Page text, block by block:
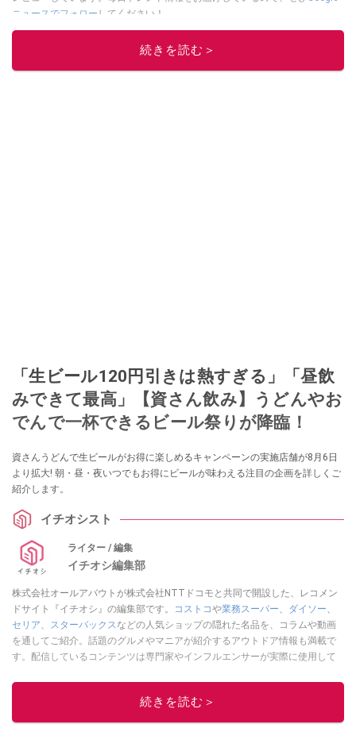
ニュースでフォロー してください！
続きを読む＞
「生ビール120円引きは熱すぎる」「昼飲
みできて最高」【資さん飲み】うどんやお
でんで一杯できるビール祭りが降臨！
資さんうどんで生ビールがお得に楽しめるキャンペーンの実施店舗が8月6日
より拡大! 朝・昼・夜いつでもお得にビールが味わえる注目の企画を詳しくご
紹介します。
イチオシスト
ライター / 編集
イチオシ編集部
株式会社オールアバウトが株式会社NTTドコモと共同で開設した、レコメン
ドサイト『イチオシ』の編集部です。
コストコや業務スーパー、 ダイソー、
セリア、 スターバックスなどの人気ショップの隠れた名品を、コラムや動画
を通してご紹介。話題のグルメやマニアが紹介するアウトドア情報も満載で
す。配信しているコンテンツは専門家やインフルエンサーが実際に使用して
ニュースでフォロー
続きを読む＞